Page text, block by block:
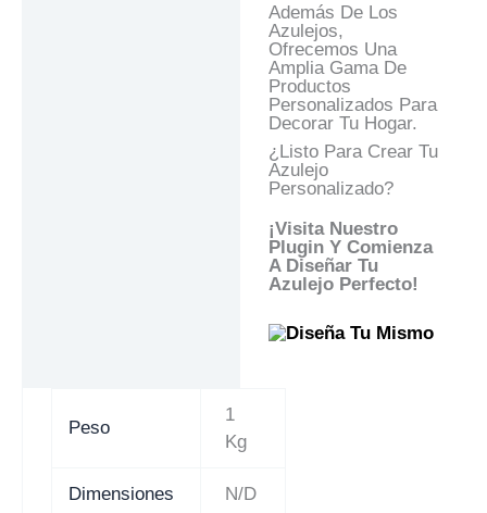
Además De Los
Azulejos,
Ofrecemos Una
Amplia Gama De
Productos
Personalizados Para
Decorar Tu Hogar.
¿Listo Para Crear Tu
Azulejo
Personalizado?
¡Visita Nuestro
Plugin Y Comienza
A Diseñar Tu
Azulejo Perfecto!
Peso
1
Kg
Dimensiones N/D